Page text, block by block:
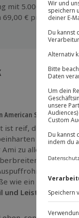
mit 5.000 €
69,00 € pro Tag auf
American Style
ist reif, die
482 PS
zu allen
wie ein Blitz. Beim
und Leistung